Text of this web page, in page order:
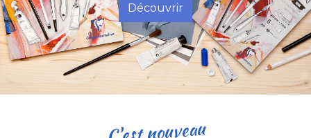
Découvrir